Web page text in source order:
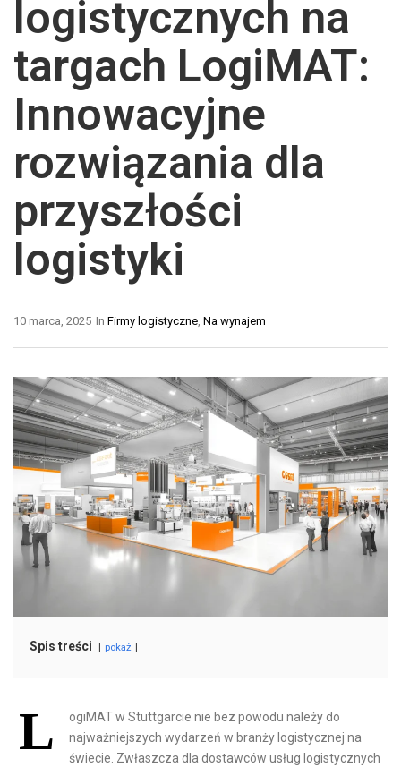
logistycznych na
targach LogiMAT:
Innowacyjne
rozwiązania dla
przyszłości
logistyki
In Firmy logistyczne, Na wynajem
10 marca, 2025
Spis treści pokaż
L
ogiMAT w Stuttgarcie nie bez powodu należy do
najważniejszych wydarzeń w branży logistycznej na
świecie. Zwłaszcza dla dostawców usług logistycznych